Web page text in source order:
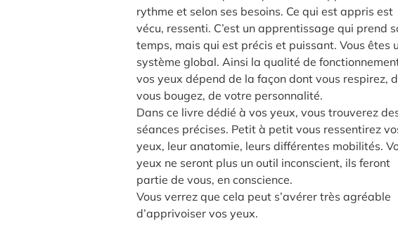
rythme et selon ses besoins. Ce qui est appris est
vécu, ressenti. C’est un apprentissage qui prend
temps, mais qui est précis et puissant. Vous êtes
système global. Ainsi la qualité de
vos yeux dépend de la façon dont vous respirez,
vous bougez, de votre personnalité.
Dans ce livre dédié à vos yeux, vous trouverez
séances précises. Petit à petit vous ressentirez
yeux, leur anatomie, leurs différentes mobilités.
yeux ne seront plus un outil inconscient, ils feront
partie de vous, en conscience.
Vous verrez que cela peut s’avérer très agréable
d’apprivoiser vos yeux.